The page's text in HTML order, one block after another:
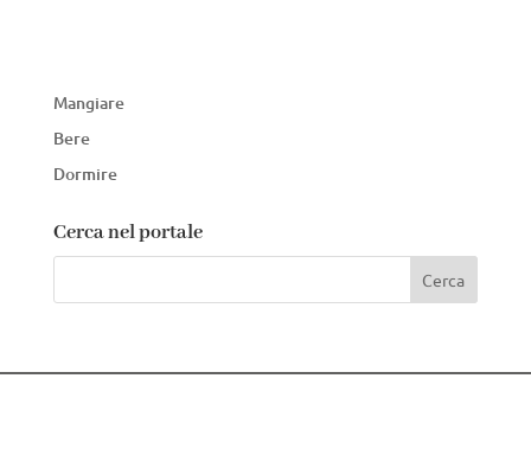
Mangiare
Bere
Dormire
Cerca nel portale